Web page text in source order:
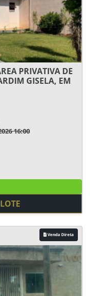
PRIVATIVA DE
GISELA, EM
16:00
Venda Direta